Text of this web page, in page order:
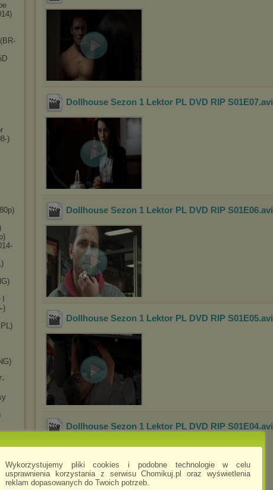
Wykorzystujemy pliki cookies i podobne technologie w celu
usprawnienia korzystania z serwisu Chomikuj.pl oraz wyświetlenia
reklam dopasowanych do Twoich potrzeb.
)
)
Dollhouse Sezon 1 Lektor PL DVD RIP S01E07.avi
Dollhouse Sezon 1 Lektor PL DVD RIP S01E06.avi
Dollhouse Sezon 1 Lektor PL DVD RIP S01E05.avi
Dollhouse Sezon 1 Lektor PL DVD RIP S01E04.avi